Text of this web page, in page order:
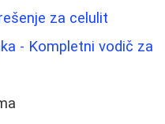
za celulit
- Kompletni vodič za